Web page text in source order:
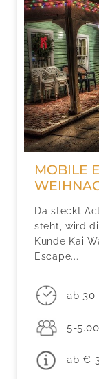
MOBILE
Da steckt
steht, wird
Kunde Kai
Escape...
ab 30
5-
ab €